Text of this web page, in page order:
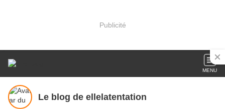
Publicité
MENU
Le blog de ellelatentation